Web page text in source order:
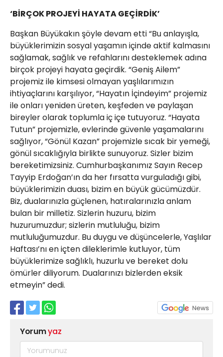
‘BİRÇOK PROJEYİ HAYATA GEÇİRDİK’
Başkan Büyükakın şöyle devam etti “Bu anlayışla,
büyüklerimizin sosyal yaşamın içinde aktif kalmasını
sağlamak, sağlık ve refahlarını desteklemek adına
birçok projeyi hayata geçirdik. “Geniş Ailem”
projemiz ile kimsesi olmayan yaşlılarımızın
ihtiyaçlarını karşılıyor, “Hayatın İçindeyim” projemiz
ile onları yeniden üreten, keşfeden ve paylaşan
bireyler olarak toplumla iç içe tutuyoruz. “Hayata
Tutun” projemizle, evlerinde güvenle yaşamalarını
sağlıyor, “Gönül Kazan” projemizle sıcak bir yemeği,
gönül sıcaklığıyla birlikte sunuyoruz. Sizler bizim
bereketimizsiniz. Cumhurbaşkanımız Sayın Recep
Tayyip Erdoğan’ın da her fırsatta vurguladığı gibi,
büyüklerimizin duası, bizim en büyük gücümüzdür.
Biz, dualarınızla güçlenen, hatıralarınızla anlam
bulan bir milletiz. Sizlerin huzuru, bizim
huzurumuzdur; sizlerin mutluluğu, bizim
mutluluğumuzdur. Bu duygu ve düşüncelerle, Yaşlılar
Haftası’nı en içten dileklerimle kutluyor, tüm
büyüklerimize sağlıklı, huzurlu ve bereket dolu
ömürler diliyorum. Dualarınızı bizlerden eksik
etmeyin” dedi.
Yorumyaz